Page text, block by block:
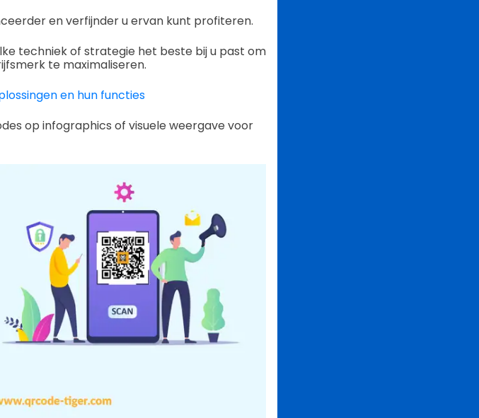
en verfijnder u ervan kunt profiteren.
techniek of strategie het beste bij u past om
te maximaliseren.
en hun functies
op infographics of visuele weergave voor